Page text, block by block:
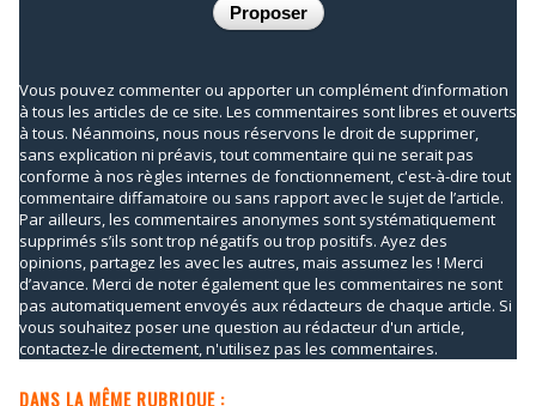
Vous pouvez commenter ou apporter un complément d’information
à tous les articles de ce site. Les commentaires sont libres et ouverts
à tous. Néanmoins, nous nous réservons le droit de supprimer,
sans explication ni préavis, tout commentaire qui ne serait pas
conforme à nos règles internes de fonctionnement, c'est-à-dire tout
commentaire diffamatoire ou sans rapport avec le sujet de l’article.
Par ailleurs, les commentaires anonymes sont systématiquement
supprimés s’ils sont trop négatifs ou trop positifs. Ayez des
opinions, partagez les avec les autres, mais assumez les ! Merci
d’avance. Merci de noter également que les commentaires ne sont
pas automatiquement envoyés aux rédacteurs de chaque article. Si
vous souhaitez poser une question au rédacteur d'un article,
contactez-le directement, n'utilisez pas les commentaires.
DANS LA MÊME RUBRIQUE :